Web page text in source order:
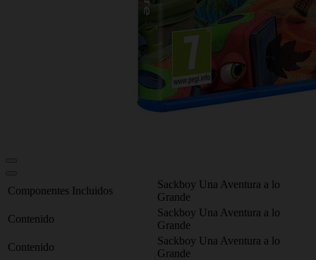
Componentes Incluidos
Sackboy Una Aventura a lo
Grande
Contenido
Sackboy Una Aventura a lo
Grande
Contenido
Sackboy Una Aventura a lo
Grande